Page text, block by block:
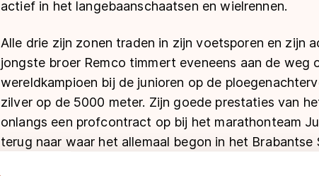
actief in het langebaanschaatsen en wielrennen.
Alle drie zijn zonen traden in zijn voetsporen en zijn
jongste broer Remco timmert eveneens aan de weg
wereldkampioen bij de junioren op de
zilver op de 5000 meter. Zijn goede prestaties van
onlangs een profcontract op bij het marathonteam
terug naar waar het allemaal begon in het Brabantse